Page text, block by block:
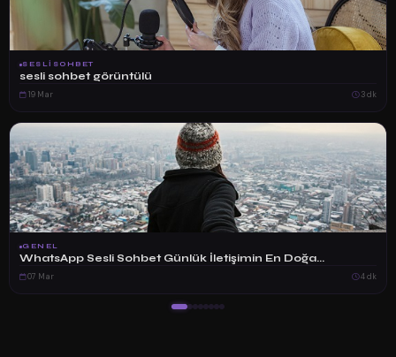
SESLISOHBET
sesli sohbet görüntülü
19 Mar 3 dk
GENEL
WhatsApp Sesli Sohbet Günlük İletişimin En Doğa...
07 Mar 4 dk